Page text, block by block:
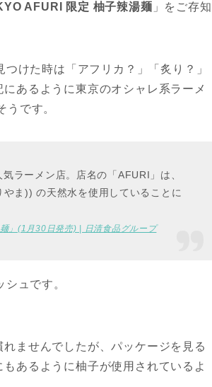
AFURI 限定 柚子辣湯麺 」をご存知
けた時は「アフリカ？」「炙り？」
あるように東京のオシャレ系ラーメ
です。
ラーメン店。店名の「AFURI」は、
ま)) の天然水を使用していることに
」(1月30日発売) | 日清食品グループ
ュです。
ませんでしたが、パッケージを見る
あるように柚子が使用されているよ